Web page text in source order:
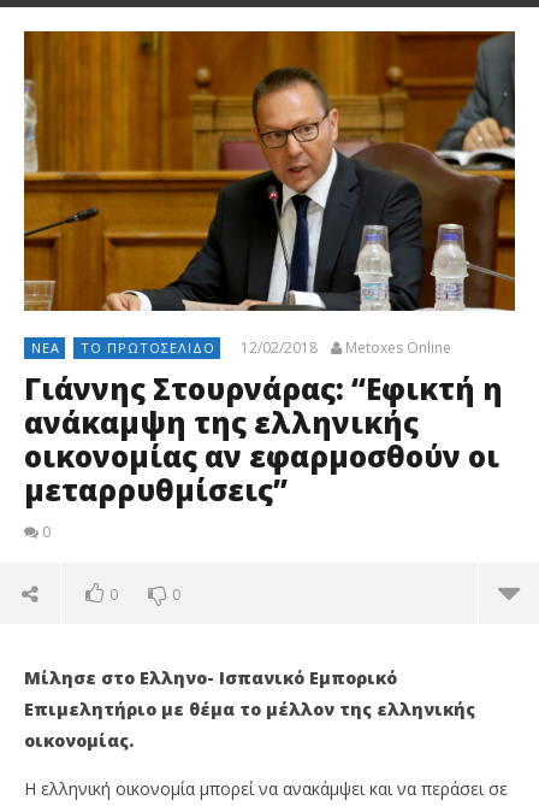
ΝΈΑ ΤΟ ΠΡΩΤΟΣΈΛΙΔΟ 12/02/2018 Metoxes Online
Γιάννης Στουρνάρας: “Εφικτή η
ανάκαμψη της ελληνικής
οικονομίας αν εφαρμοσθούν οι
μεταρρυθμίσεις”
0
0 0
Μίλησε στο Ελληνο- Ισπανικό Εμπορικό
Επιμελητήριο με θέμα το μέλλον της ελληνικής
οικονομίας.
Η ελληνική οικονομία μπορεί να ανακάμψει και να περάσει σε